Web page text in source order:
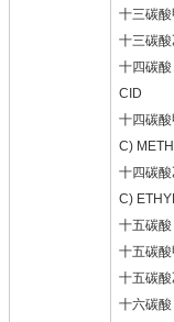
十三碳
十三碳
十四碳
CID
十四碳
C)
十四碳
C)
十五碳
十五碳
十五碳
十六碳